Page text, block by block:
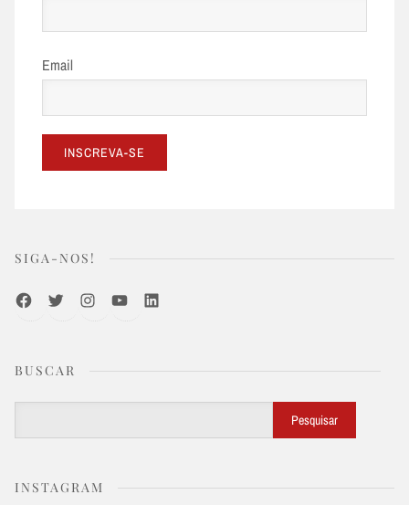
Email
SIGA-NOS!
FacebookTwitterInstagramYoutubeLinkedIn
BUSCAR
Pesquisar
INSTAGRAM